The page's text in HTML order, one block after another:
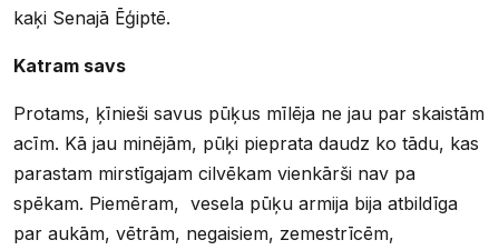
kaķi Senajā Ēģiptē.
Katram savs
Protams, ķīnieši savus pūķus mīlēja ne jau par skaistām
acīm. Kā jau minējām, pūķi pieprata daudz ko tādu, kas
parastam mirstīgajam cilvēkam vienkārši nav pa
spēkam. Piemēram, vesela pūķu armija bija atbildīga
par aukām, vētrām, negaisiem, zemestrīcēm,